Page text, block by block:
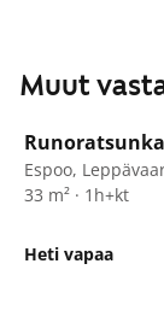
Muut
Espoo,
33 m² · 1h+kt
Heti vapaa